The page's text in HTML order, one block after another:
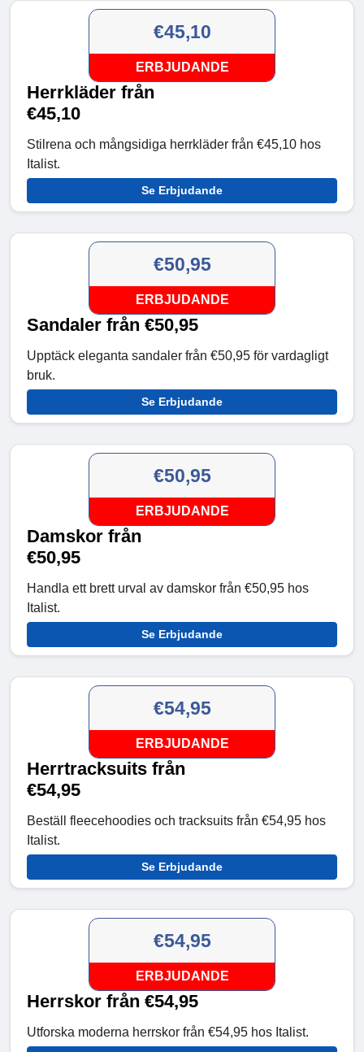
€45,10
ERBJUDANDE
Herrkläder från
€45,10
Stilrena och mångsidiga herrkläder från €45,10 hos
Italist.
Se Erbjudande
€50,95
ERBJUDANDE
Sandaler från €50,95
Upptäck eleganta sandaler från €50,95 för vardagligt
bruk.
Se Erbjudande
€50,95
ERBJUDANDE
Damskor från
€50,95
Handla ett brett urval av damskor från €50,95 hos
Italist.
Se Erbjudande
€54,95
ERBJUDANDE
Herrtracksuits från
€54,95
Beställ fleecehoodies och tracksuits från €54,95 hos
Italist.
Se Erbjudande
€54,95
ERBJUDANDE
Herrskor från €54,95
Utforska moderna herrskor från €54,95 hos Italist.